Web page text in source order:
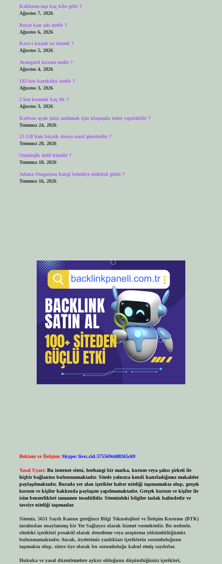
Kaldırım taşı kaç kilo gelir ?
Ağustos 7, 2026
Beyaz kan adı nedir ?
Ağustos 6, 2026
Kavs-ı kuzah ne demek ?
Ağustos 5, 2026
Avangard kuram nedir ?
Ağustos 4, 2026
192’nin karekökü nedir ?
Ağustos 3, 2026
2 km kosmak kaç dk ?
Ağustos 3, 2026
Karbon ayak izini azaltmak için ulaşımda neler yapılabilir ?
Temmuz 24, 2026
25 GB’dan büyük dosya nasıl gönderilir ?
Temmuz 20, 2026
Ontolojik delil kimdir ?
Temmuz 18, 2026
Adana Otogarına hangi belediye otobüsü gider ?
Temmuz 16, 2026
Reklam ve İletişim: Skype: live:.cid.575569c608265c69
Yasal Uyarı: Bu internet sitesi, herhangi bir marka, kurum veya şahıs şirketi ile
hiçbir bağlantısı bulunmamaktadır. Sitede yalnızca kendi hazırladığımız makaleler
paylaşılmaktadır. Burada yer alan içerikler haber niteliği taşımamakta olup, gerçek
kurum ve kişiler hakkında paylaşım yapılmamaktadır. Gerçek kurum ve kişiler ile
isim benzerlikleri tamamen tesadüfidir. Sitemizdeki bilgiler taslak halindedir ve
tavsiye niteliği taşımazlar.
Sitemiz, 5651 Sayılı Kanun gereğince Bilgi Teknolojileri ve İletişim Kurumu (BTK)
tarafından onaylanmış bir Yer Sağlayıcı olarak hizmet vermektedir. Bu nedenle,
sitedeki içerikleri proaktif olarak denetleme veya araştırma yükümlülüğümüz
bulunmamaktadır. Ancak, üyelerimiz yazdıkları içeriklerin sorumluluğunu
taşımakta olup, siteye üye olarak bu sorumluluğu kabul etmiş sayılırlar.
Hukuka ve yasal düzenlemelere aykırı olduğunu düşündüğünüz içerikleri,